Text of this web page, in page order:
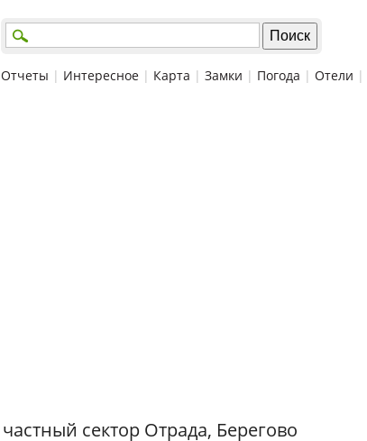
Отчеты | Интересное | Карта | Замки | Погода | Отели |
частный сектор Отрада, Берегово